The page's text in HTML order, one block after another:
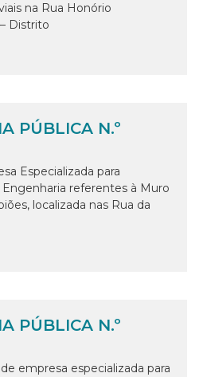
na Rua Honório
Distrito
PÚBLICA N.º
Especializada para
referentes à Muro
localizada nas Rua da
PÚBLICA N.º
empresa especializada para